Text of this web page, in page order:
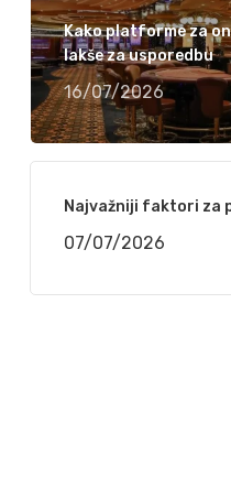
Kako platforme za
lakše za usporedbu
16/07/2026
Najvažniji faktori za
07/07/2026